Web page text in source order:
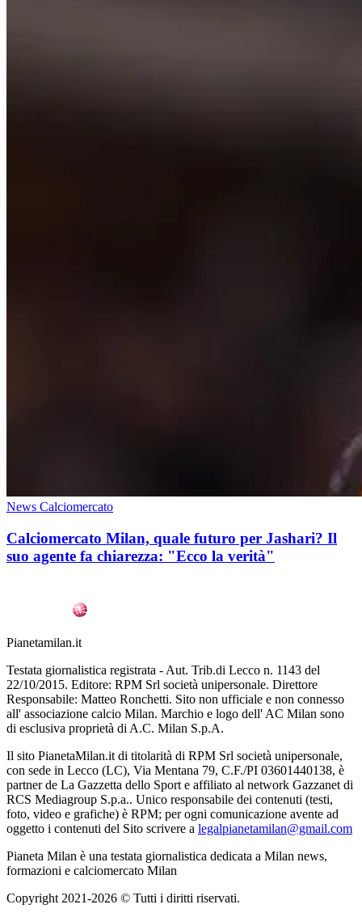
News Calciomercato
Calciomercato Milan, quale futuro per Jashari? Il
suo agente fa chiarezza: "Ecco la verità"
Pianetamilan.it
Testata giornalistica registrata - Aut. Trib.di Lecco n. 1143 del
22/10/2015. Editore: RPM Srl società unipersonale. Direttore
Responsabile: Matteo Ronchetti. Sito non ufficiale e non connesso
all' associazione calcio Milan. Marchio e logo dell' AC Milan sono
di esclusiva proprietà di A.C. Milan S.p.A.
Il sito PianetaMilan.it di titolarità di RPM Srl società unipersonale,
con sede in Lecco (LC), Via Mentana 79, C.F./PI 03601440138, è
partner de La Gazzetta dello Sport e affiliato al network Gazzanet di
RCS Mediagroup S.p.a.. Unico responsabile dei contenuti (testi,
foto, video e grafiche) è RPM; per ogni comunicazione avente ad
oggetto i contenuti del Sito scrivere a legalpianetamilan@gmail.com
Pianeta Milan è una testata giornalistica dedicata a Milan news,
formazioni e calciomercato Milan
Copyright 2021-2026 © Tutti i diritti riservati.